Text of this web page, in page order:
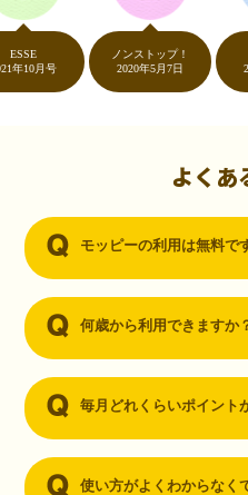
リ…！いつものネットショッピン
ントが貯まるなんて…もっと早く
ントはギフト券に交換して、プチ
（30代・男性）
ーを知りました。クレジットカ
るならと無料登録して、クレジ
月号
ノンストップ！
2020年5月7日
日
2022
よくあ
モッピーの利用は無料で
何歳から利用できますか
毎月どれくらいポイント
使い方がよくわからなく